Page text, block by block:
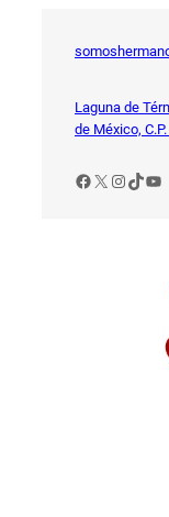
Laguna de
de México,
Facebook
X TikTok